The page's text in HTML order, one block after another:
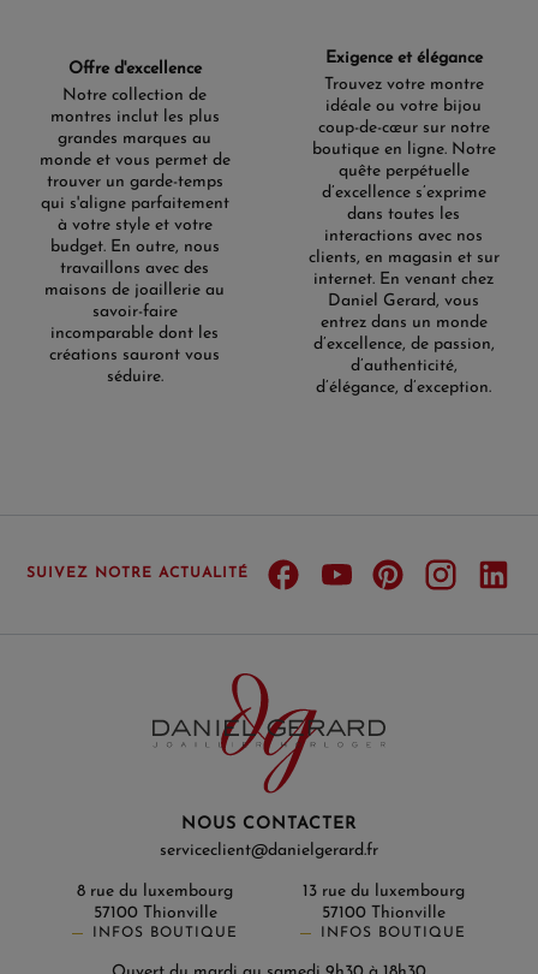
Offre d'excellence
Notre collection de
montres inclut les plus
grandes marques au
monde et vous permet de
trouver un garde-temps
qui s'aligne parfaitement
à votre style et votre
budget. En outre, nous
travaillons avec des
maisons de joaillerie au
savoir-faire
incomparable dont les
créations sauront vous
séduire.
Exigence et élégance
Trouvez votre montre
idéale ou votre bijou
coup-de-cœur sur notre
boutique en ligne. Notre
quête perpétuelle
d’excellence s’exprime
dans toutes les
interactions avec nos
clients, en magasin et sur
internet. En venant chez
Daniel Gerard, vous
entrez dans un monde
d’excellence, de passion,
d’authenticité,
d’élégance, d’exception.
SUIVEZ NOTRE ACTUALITÉ
NOUS CONTACTER
serviceclient@danielgerard.fr
8 rue du luxembourg
57100 Thionville
INFOS BOUTIQUE
13 rue du luxembourg
57100 Thionville
INFOS BOUTIQUE